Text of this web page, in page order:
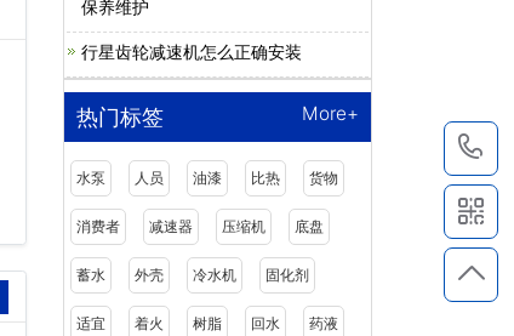
保养维护
行星齿轮减速机怎么正确安装
热门标签 More+
水泵 人员 油漆 比热 货物
消费者 减速器 压缩机 底盘
蓄水 外壳 冷水机 固化剂
适宜 着火 树脂 回水 药液